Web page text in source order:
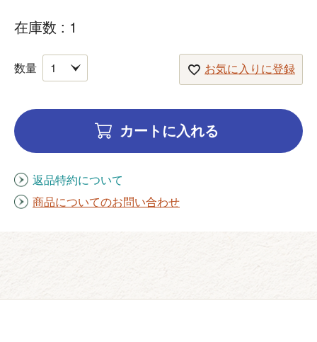
在庫数 1
お気に入りに登録
カートに入れる
返品特約について
商品についてのお問い合わせ